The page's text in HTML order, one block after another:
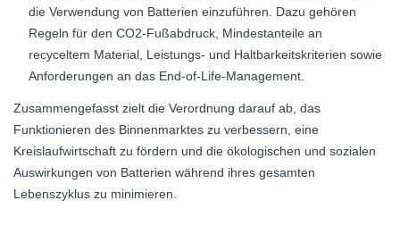
die Verwendung von Batterien einzuführen. Dazu gehören
Regeln für den CO2-Fußabdruck, Mindestanteile an
recyceltem Material, Leistungs- und Haltbarkeitskriterien sowie
Anforderungen an das End-of-Life-Management.
Zusammengefasst zielt die Verordnung darauf ab, das
Funktionieren des Binnenmarktes zu verbessern, eine
Kreislaufwirtschaft zu fördern und die ökologischen und sozialen
Auswirkungen von Batterien während ihres gesamten
Lebenszyklus zu minimieren.